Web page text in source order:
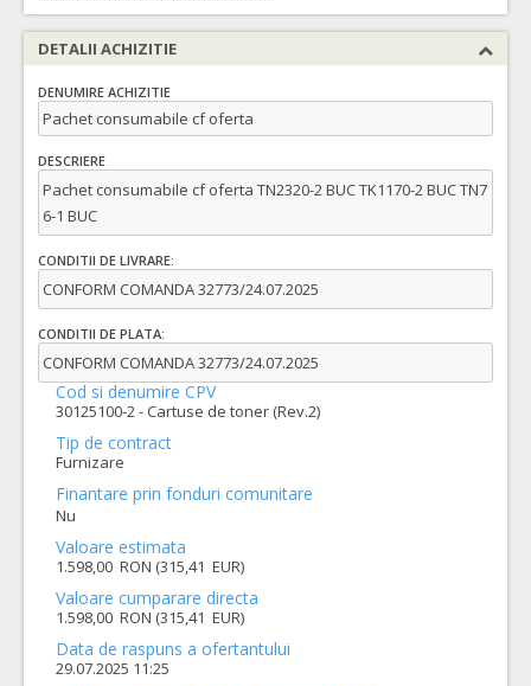
DETALII ACHIZITIE
DENUMIRE ACHIZITIE
Pachet consumabile cf oferta
DESCRIERE
Pachet consumabile cf oferta TN2320-2 BUC TK1170-2 BUC TN7
6-1 BUC
CONDITII DE LIVRARE:
CONFORM COMANDA 32773/24.07.2025
CONDITII DE PLATA:
CONFORM COMANDA 32773/24.07.2025
Cod si denumire CPV
30125100-2 - Cartuse de toner (Rev.2)
Tip de contract
Furnizare
Finantare prin fonduri comunitare
Nu
Valoare estimata
1.598,00 RON (315,41 EUR)
Valoare cumparare directa
1.598,00 RON (315,41 EUR)
Data de raspuns a ofertantului
29.07.2025 11:25